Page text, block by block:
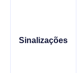
Sinalizações